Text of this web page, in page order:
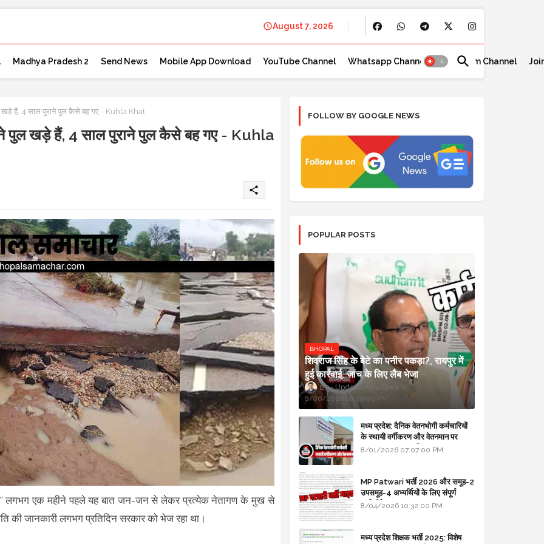
August 7, 2026
Madhya Pradesh 2 Send News Mobile App Download YouTube Channel Whatsapp Channel Telegram Channel
हैं, 4 साल पुराने पुल कैसे बह गए - Kuhla Khat
पुल खड़े हैं, 4 साल पुराने पुल कैसे बह गए - Kuhla
share
लगभग एक महीने पहले यह बात जन-जन से लेकर प्रत्येक नेतागण के मुख से
की जानकारी लगभग प्रतिदिन सरकार को भेज रहा था।
FOLLOW BY GOOGLE NEWS
POPULAR POSTS
BHOPAL
शिवराज सिंह के बेटे का पनीर पकड़ा?, रायपुर में
हुई कार्रवाई, जांच के लिए लैब भेजा
Updesh Awasthee
8/06/2026 10:09:00 PM
मध्य प्रदेश: दैनिक वेतनभोगी कर्मचारियों
के स्थायी वर्गीकरण और वेतनमान पर
सरकार का बड़ा स्पष्टीकरण
8/01/2026 07:07:00 PM
MP Patwari भर्ती 2026 और समूह-2
उपसमूह-4 अभ्यर्थियों के लिए संपूर्ण
मार्गदर्शिका
8/04/2026 10:32:00 PM
मध्य प्रदेश शिक्षक भर्ती 2025: विशेष